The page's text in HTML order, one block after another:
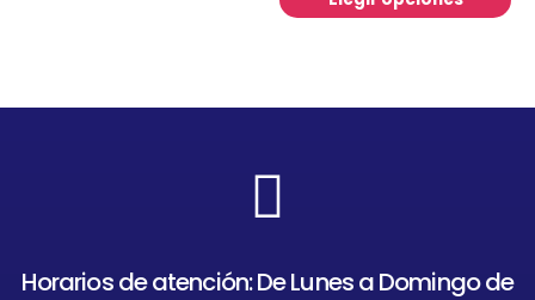
Horarios de atención: De Lunes a Domingo de